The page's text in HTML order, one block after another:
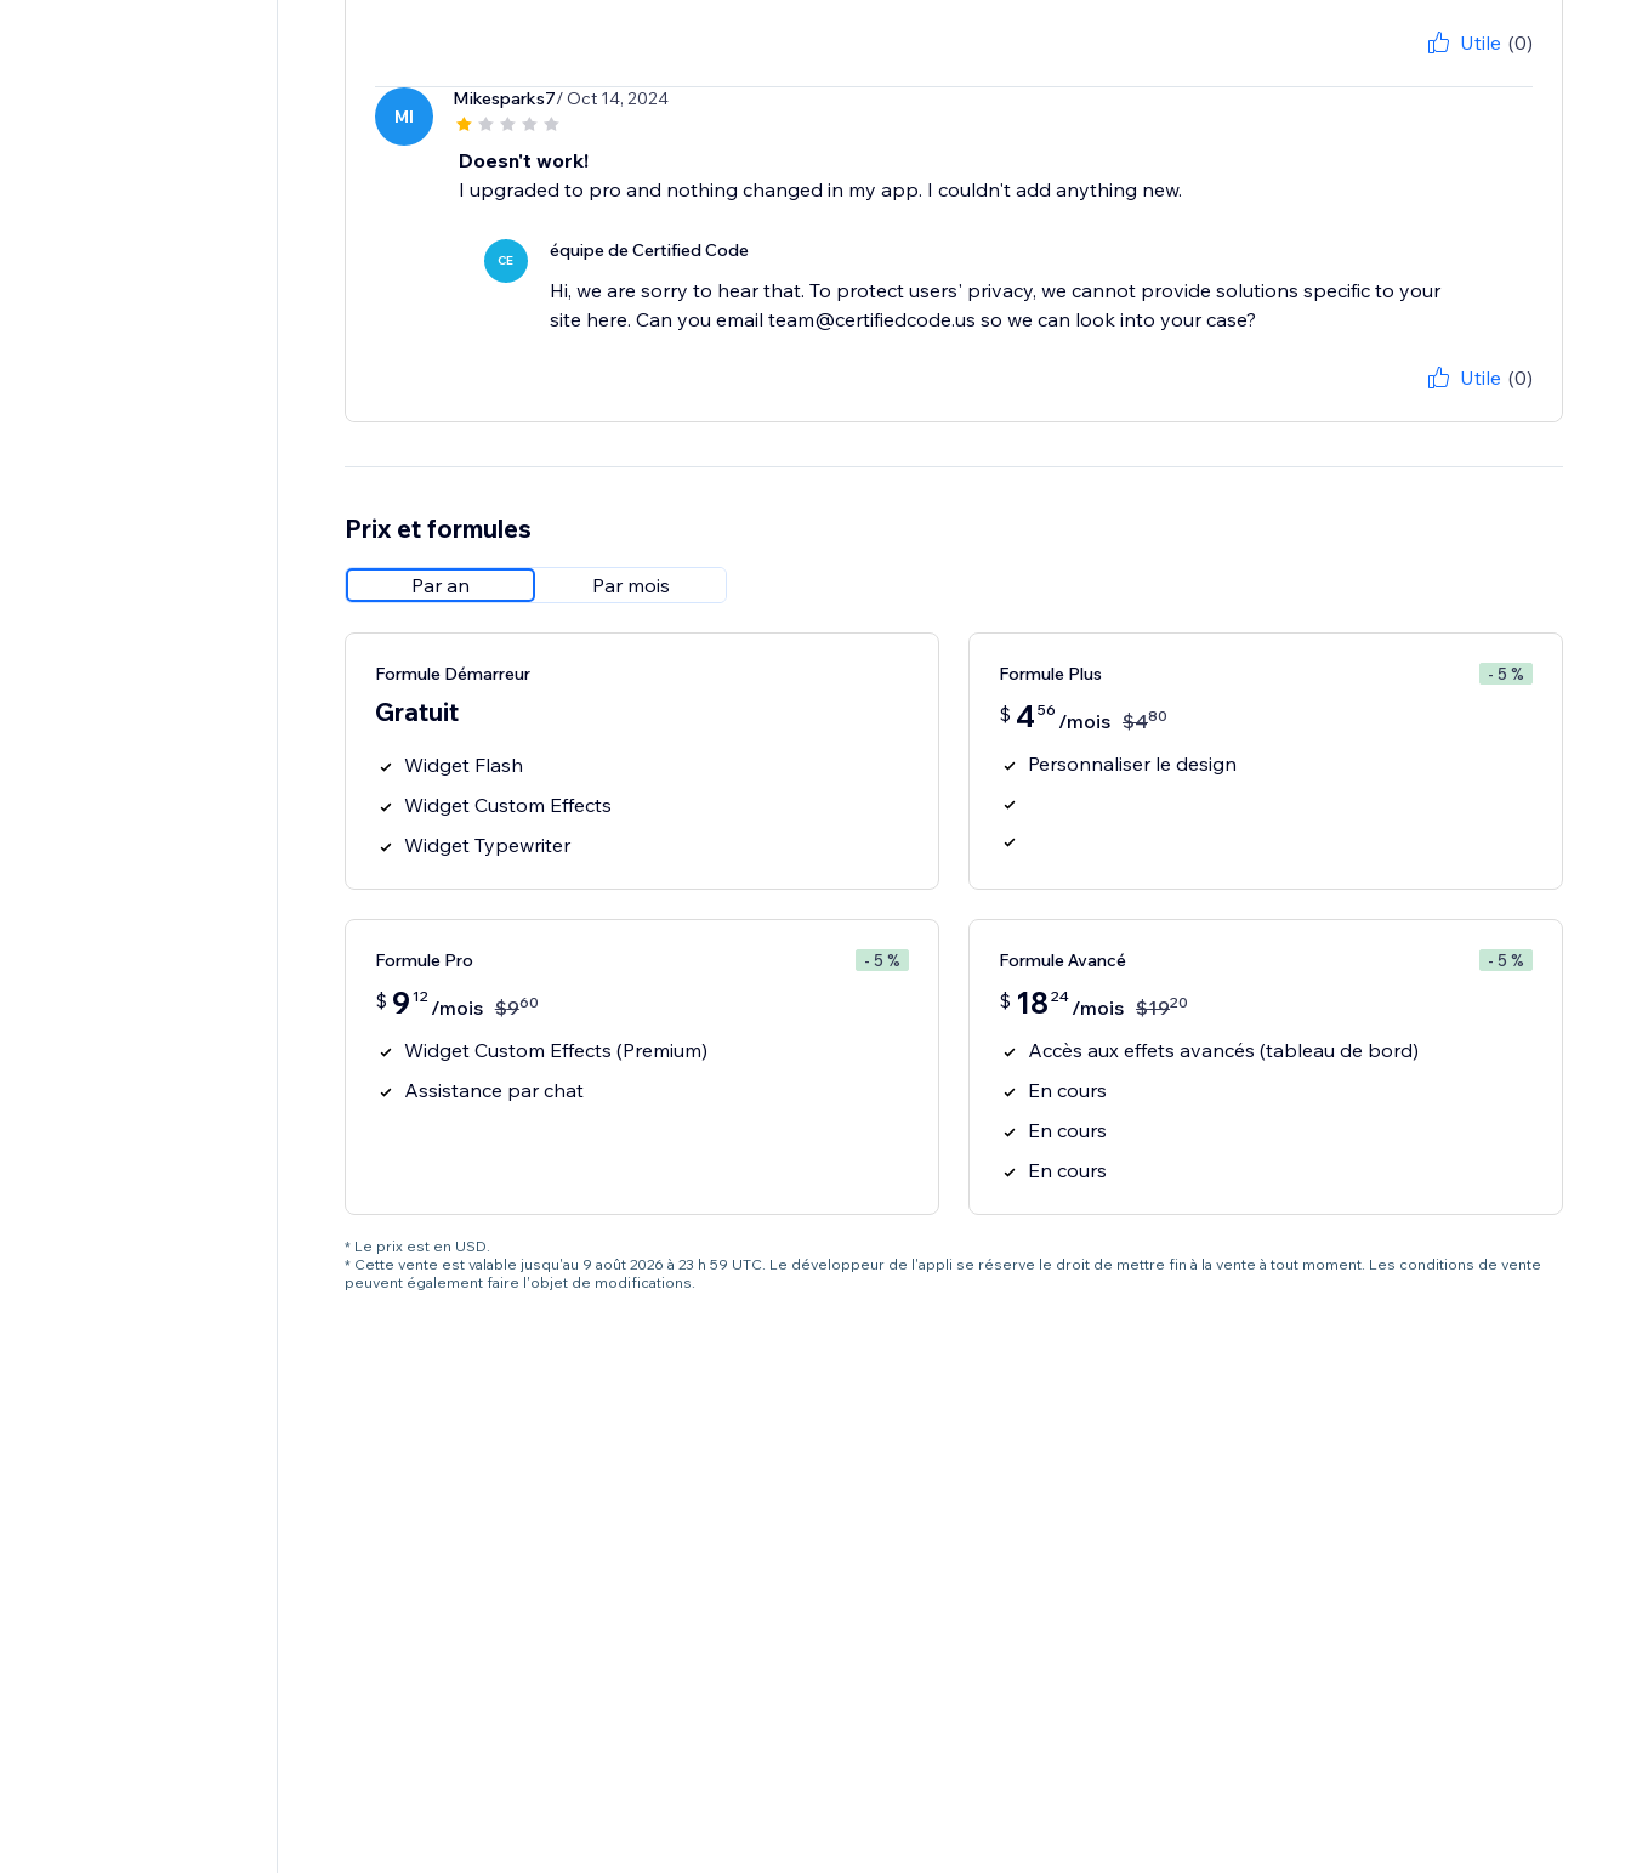
Utile (0)
MI
Mikesparks7/ Oct 14, 2024
Doesn't work!
I upgraded to pro and nothing changed in my app. I couldn't add anything new.
CE équipe de Certified Code
Hi, we are sorry to hear that. To protect users' privacy, we cannot provide solutions specific to your
site here. Can you email team@certifiedcode.us so we can look into your case?
Utile (0)
Prix et formules
Par an Par mois
Formule Démarreur
Gratuit
Widget Flash
Widget Custom Effects
Widget Typewriter
Formule Plus - 5 %
$ 4 56 /mois $480
Personnaliser le design
Formule Pro - 5 %
$ 9 12 /mois $960
Widget Custom Effects (Premium)
Assistance par chat
Formule Avancé - 5 %
$ 18 24 /mois $1920
Accès aux effets avancés (tableau de bord)
En cours
En cours
En cours
* Le prix est en USD.
* Cette vente est valable jusqu'au 9 août 2026 à 23 h 59 UTC. Le développeur de l'appli se réserve le droit de mettre fin à la vente à tout moment. Les conditions de vente
peuvent également faire l'objet de modifications.